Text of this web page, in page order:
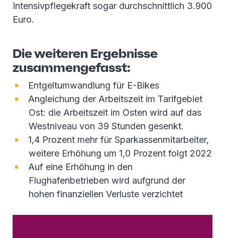
Intensivpflegekraft sogar durchschnittlich 3.900
Euro.
Die weiteren Ergebnisse
zusammengefasst:
Entgeltumwandlung für E-Bikes
Angleichung der Arbeitszeit im Tarifgebiet
Ost: die Arbeitszeit im Osten wird auf das
Westniveau von 39 Stunden gesenkt.
1,4 Prozent mehr für Sparkassenmitarbeiter,
weitere Erhöhung um 1,0 Prozent folgt 2022
Auf eine Erhöhung in den
Flughafenbetrieben wird aufgrund der
hohen finanziellen Verluste verzichtet